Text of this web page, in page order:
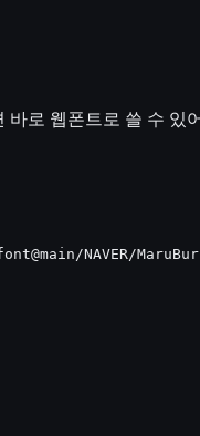
바로 웹폰트로 쓸 수 있
NAVER/